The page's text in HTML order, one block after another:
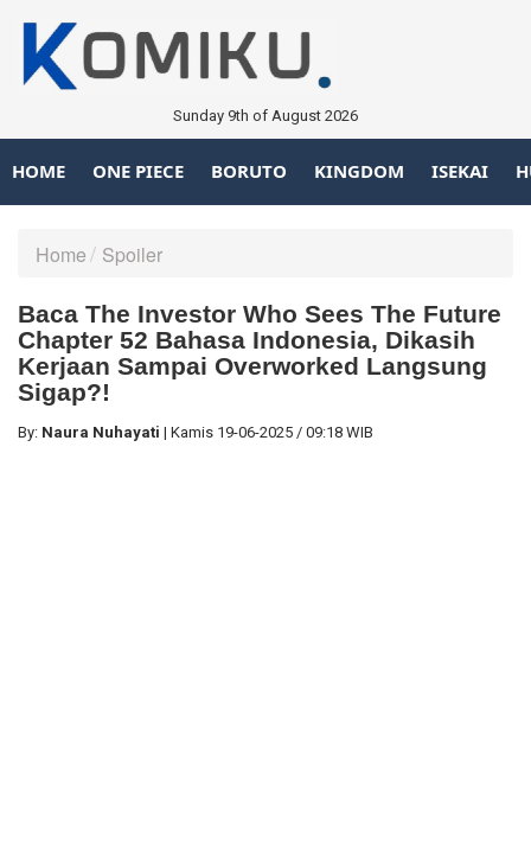
Sunday 9th of August 2026
HOME ONE PIECE BORUTO KINGDOM ISEKAI
Home Spoiler
Baca The Investor Who Sees The Future
Chapter 52 Bahasa Indonesia, Dikasih
Kerjaan Sampai Overworked Langsung
Sigap?!
By: Naura Nuhayati | Kamis 19-06-2025 / 09:18 WIB